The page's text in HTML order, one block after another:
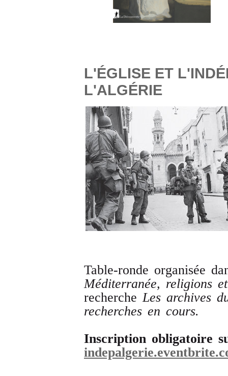
L'ÉGLISE ET
L'ALGÉRIE
Table-ronde organisée
Méditerranée, religions
rechercheLes archives
recherches en cours.
Inscription obligatoire